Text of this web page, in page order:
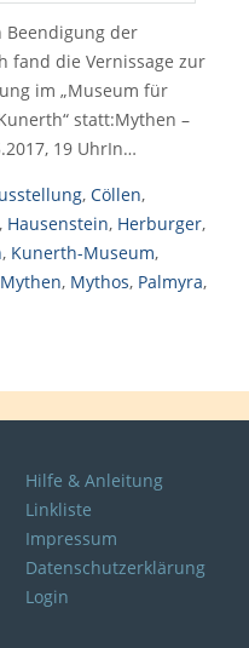
Beendigung der
fand die Vernissage zur
im „Museum für
statt:Mythen –
19 UhrIn…
, Cöllen,
, Hausenstein, Herburger,
, Kunerth-Museum,
Mythen, Mythos, Palmyra,
Hilfe & Anleitung
Linkliste
Impressum
Datenschutzerklärung
Login